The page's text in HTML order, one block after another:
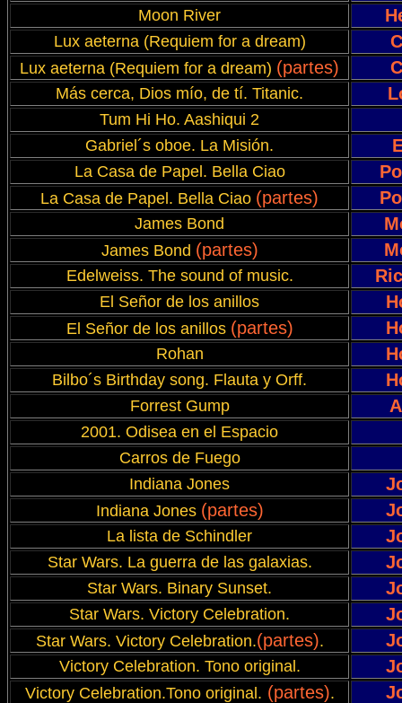
Moon River
Lux aeterna (Requiem for a dream)
Lux aeterna (Requiem for a dream) (partes)
Más cerca, Dios mío, de tí. Titanic.
Tum Hi Ho. Aashiqui 2
Gabriel´s oboe. La Misión.
La Casa de Papel. Bella Ciao
La Casa de Papel. Bella Ciao (partes)
James Bond
James Bond (partes)
Edelweiss. The sound of music.
El Señor de los anillos
El Señor de los anillos (partes)
Rohan
Bilbo´s Birthday song. Flauta y Orff.
Forrest Gump
2001. Odisea en el Espacio
Carros de Fuego
Indiana Jones
Indiana Jones (partes)
La lista de Schindler
Star Wars. La guerra de las galaxias.
Star Wars. Binary Sunset.
Star Wars. Victory Celebration.
Star Wars. Victory Celebration.(partes).
Victory Celebration. Tono original.
Victory Celebration.Tono original. (partes).